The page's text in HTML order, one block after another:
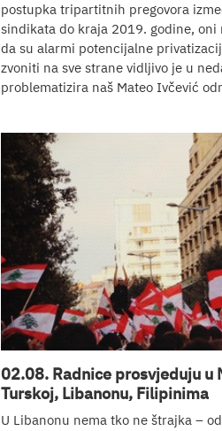
postupka tripartitnih pregovora
sindikata do kraja 2019. godine, oni
da su alarmi potencijalne
zvoniti na sve strane vidljivo je u
problematizira naš Mateo Ivčević
02.08. Radnice prosvjeduju u
Turskoj, Libanonu, Filipinima
U Libanonu nema tko ne štrajka –